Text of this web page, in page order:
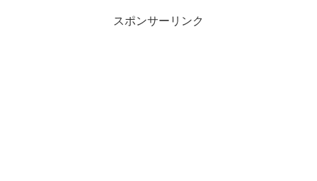
スポンサーリンク